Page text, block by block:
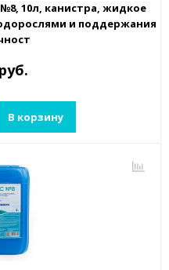
10л, канистра, жидкое
и поддержания
В корзину